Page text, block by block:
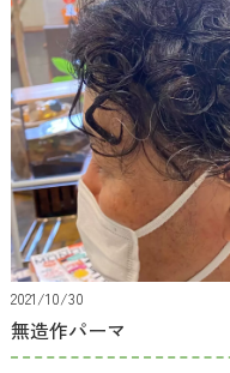
2021/10/30
無造作パーマ